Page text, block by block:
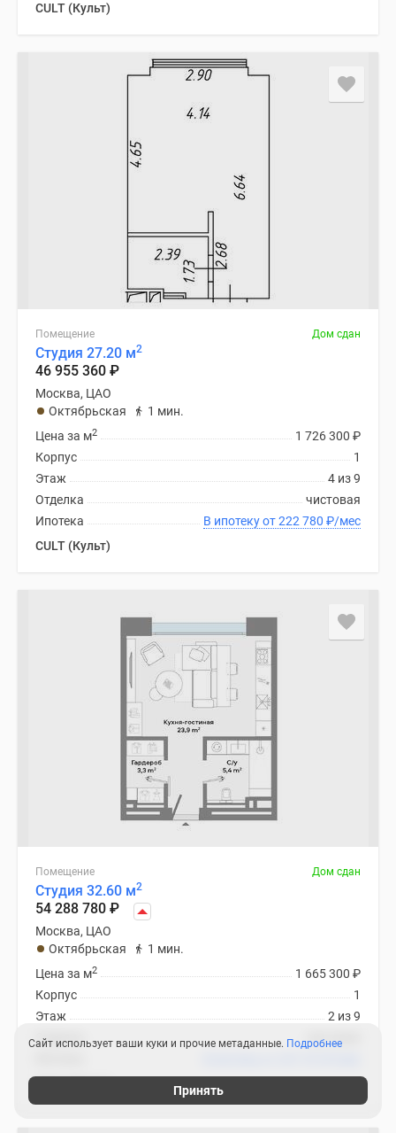
CULT (Культ)
Помещение Дом сдан
Студия 27.20 м2
46 955 360 ₽
Москва, ЦАО
Октябрьская
1 мин.
1 726 300 ₽
Цена за м2
1
Корпус
4 из 9
Этаж
чистовая
Отделка
В ипотеку от 222 780 ₽/мес
Ипотека
CULT (Культ)
Помещение Дом сдан
Студия 32.60 м2
54 288 780 ₽
Москва, ЦАО
Октябрьская
1 мин.
1 665 300 ₽
Цена за м2
1
Корпус
2 из 9
Этаж
чистовая
Отделка
Сайт использует ваши куки и прочие метаданные. Подробнее
Принять